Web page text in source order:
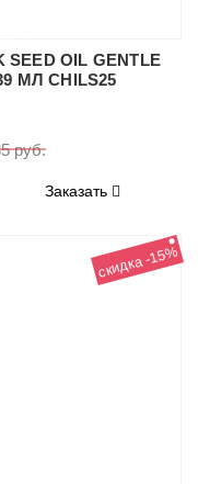
OIL GENTLE
МЛ CHILS25
руб.
Заказать
скидка -15%